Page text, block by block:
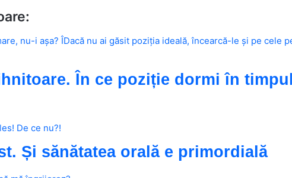
În ce poziție dormi în timpul
Și sănătatea orală e primordială